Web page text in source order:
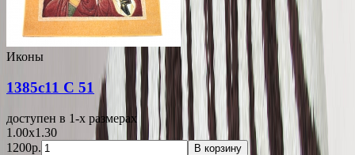
Иконы
1385c11 С 51
доступен в 1-x размерах
1.00x1.30
1200р.
В корзину